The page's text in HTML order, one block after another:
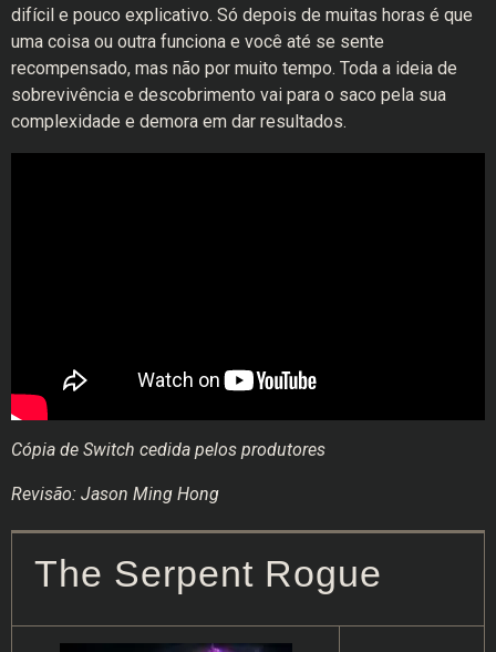
difícil e pouco explicativo. Só depois de muitas horas é que
uma coisa ou outra funciona e você até se sente
recompensado, mas não por muito tempo. Toda a ideia de
sobrevivência e descobrimento vai para o saco pela sua
complexidade e demora em dar resultados.
Cópia de Switch cedida pelos produtores
Revisão: Jason Ming Hong
The Serpent Rogue